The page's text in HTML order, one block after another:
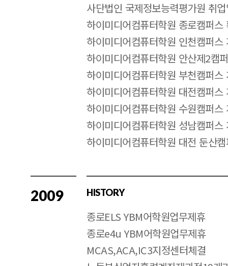
사단법인 국제정보능력평가원 취
하이미디어컴퓨터학원 종로캠퍼스
하이미디어컴퓨터학원 인천캠퍼스
하이미디어컴퓨터학원 안산제2캠
하이미디어컴퓨터학원 부천캠퍼스
하이미디어컴퓨터학원 대전캠퍼스
하이미디어컴퓨터학원 수원캠퍼스
하이미디어컴퓨터학원 성남캠퍼스
하이미디어컴퓨터학원 대전 둔산
2009 HISTORY
종로ELS YBM어학원업무제휴
종로e4u YBM어학원업무제휴
MCAS,ACA,IC3지정센터체결